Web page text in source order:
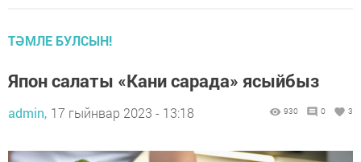
ТӘМЛЕ БУЛСЫН!
Япон салаты «Кани сарада» ясыйбыз
admin, 17 гыйнвар 2023 - 13:18 930 0 3